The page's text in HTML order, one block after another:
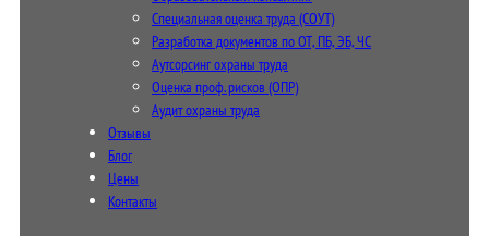
Специальная оценка труда (СОУТ)
Разработка документов по ОТ, ПБ, ЭБ, ЧС
Аутсорсинг охраны труда
Оценка проф. рисков (ОПР)
Аудит охраны труда
Отзывы
Блог
Цены
Контакты